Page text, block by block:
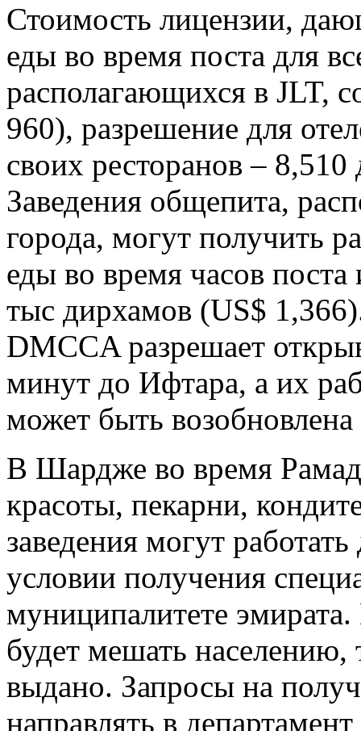
Стоимость лицензии,
еды во время поста для
располагающихся в JLT,
960), разрешение для
своих ресторанов –
Заведения общепита,
города, могут получить
еды во время часов
тыс дирхамов (US$
DMCCA разрешает
минут до Ифтара, а их
может быть возобновлена
В Шардже во время
красоты, пекарни,
заведения могут
условии получения
муниципалитете эмирата.
будет мешать населению,
выдано. Запросы на
направлять в